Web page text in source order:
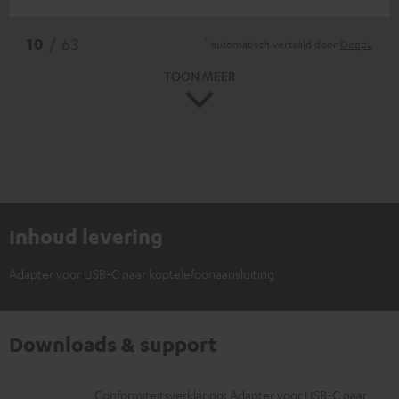
Inhoud levering
Adapter voor USB-C naar koptelefoonaansluiting
Downloads & support
Conformiteitsverklaring: Adapter voor USB-C naar